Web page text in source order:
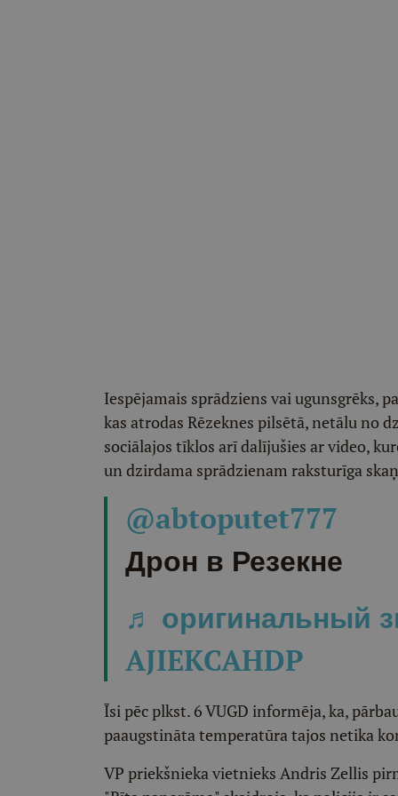
Iespējamais sprādziens vai ugunsgrēks,
kas atrodas Rēzeknes pilsētā, netālu no
sociālajos tīklos arī dalījušies ar video,
un dzirdama sprādzienam raksturīga
@abtoputet777
Дрон в Резекне
♬ оригинальный
AJIEKCAHDP
Īsi pēc plkst. 6 VUGD informēja, ka,
paaugstināta temperatūra tajos netika
VP priekšnieka vietnieks Andris Zellis